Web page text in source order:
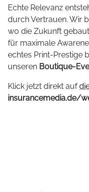
Echte Relevanz
durch Vertrauen. Wir
wo die Zukunft
für maximale
echtes Print-Prestige
unseren Boutique-
Klick jetzt direkt auf
insurancemedia.de/